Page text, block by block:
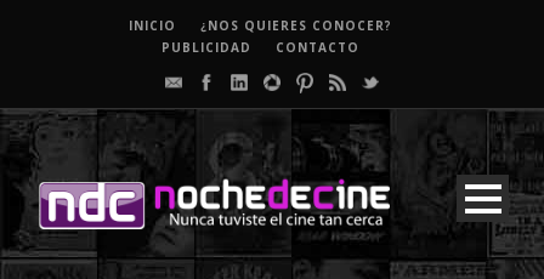
INICIO
¿NOS QUIERES CONOCER?
PUBLICIDAD
CONTACTO